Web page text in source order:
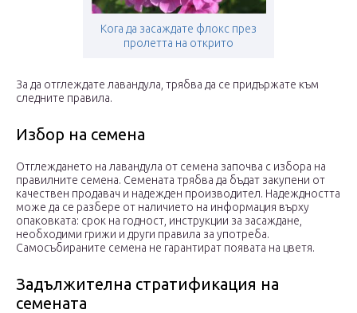
Кога да засаждате флокс през
пролетта на открито
За да отглеждате лавандула, трябва да се придържате към
следните правила.
Избор на семена
Отглеждането на лавандула от семена започва с избора на
правилните семена. Семената трябва да бъдат закупени от
качествен продавач и надежден производител. Надеждността
може да се разбере от наличието на информация върху
опаковката: срок на годност, инструкции за засаждане,
необходими грижи и други правила за употреба.
Самосъбираните семена не гарантират появата на цветя.
Задължителна стратификация на
семената